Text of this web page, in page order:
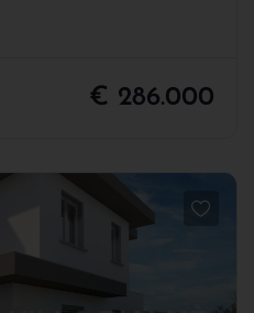
€ 286.000